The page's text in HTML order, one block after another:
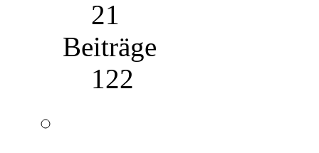
21
Beiträge
122